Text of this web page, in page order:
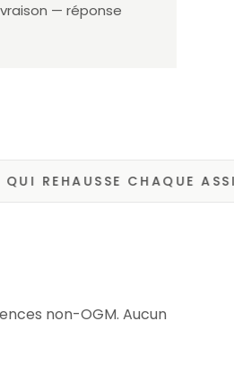
— réponse
CHAQUE ASSIETTE
non-OGM. Aucun